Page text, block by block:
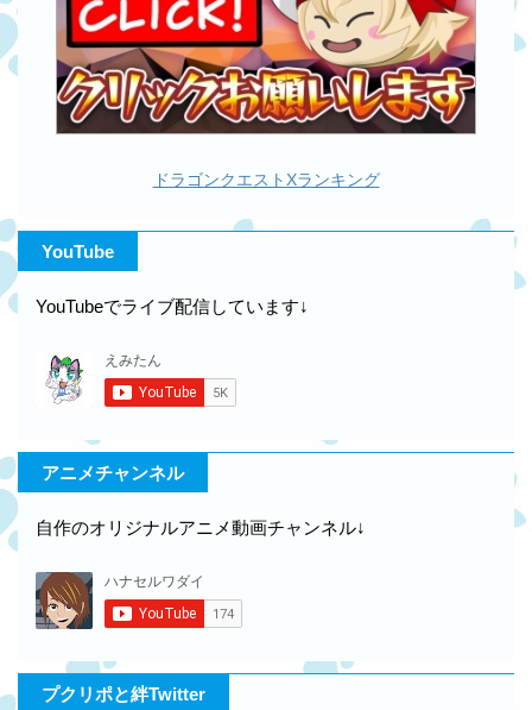
ドラゴンクエストXランキング
YouTube
YouTubeでライブ配信しています↓
アニメチャンネル
自作のオリジナルアニメ動画チャンネル↓
プクリポと絆Twitter